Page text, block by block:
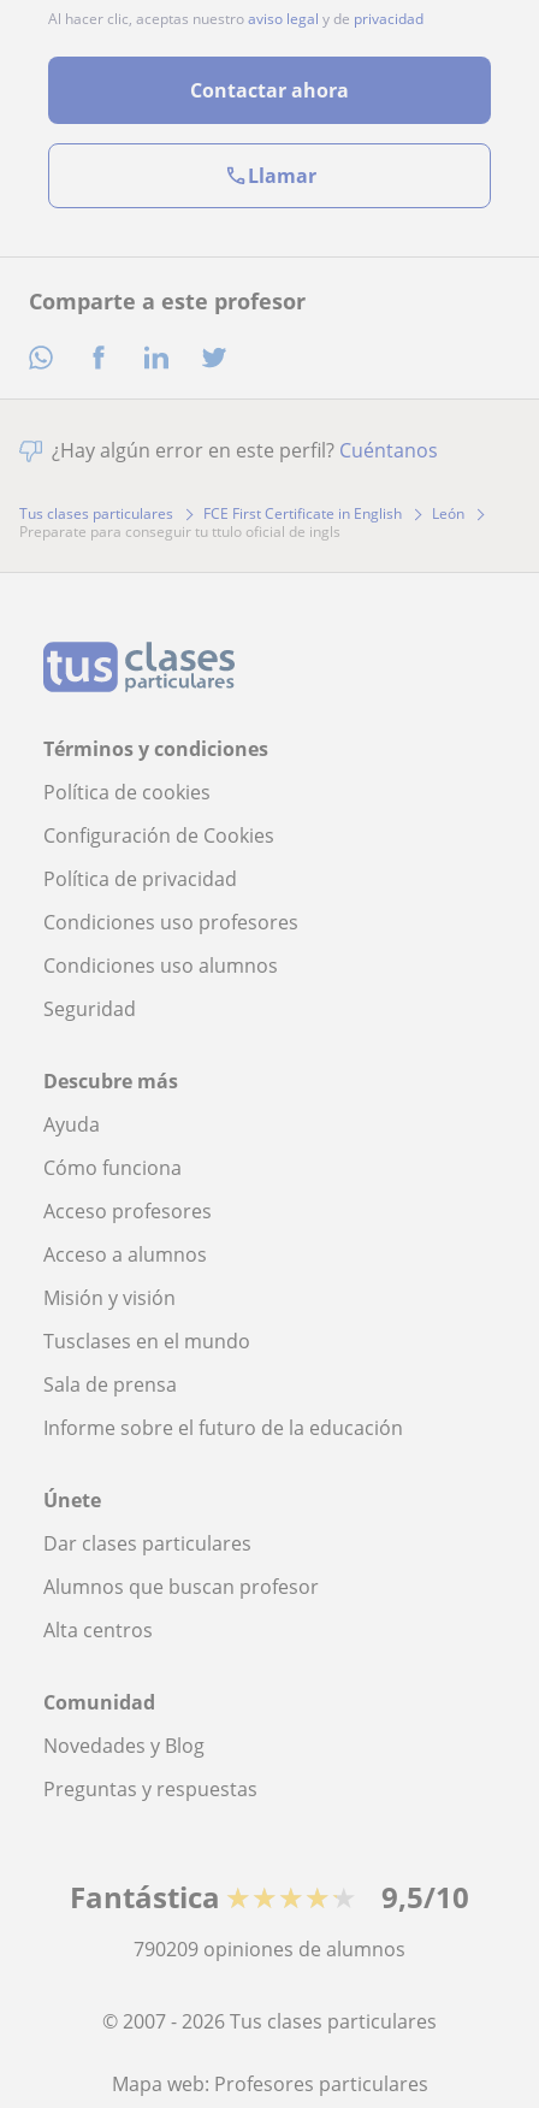
Comparte a este profesor
Al hacer clic, aceptas nuestroaviso legal y de privacidad
Contactar ahora
Llamar
¿Hay algún error en este perfil? Cuéntanos
Tus clases particulares FCE First Certificate in English
León
preparate para conseguir tu ttulo oficial de ingls
Términos y condiciones
Política de cookies
Configuración de Cookies
Política de privacidad
Condiciones uso profesores
Condiciones uso alumnos
Seguridad
Descubre más
Ayuda
Cómo funciona
Acceso profesores
Acceso a alumnos
Misión y visión
Tusclases en el mundo
Sala de prensa
Informe sobre el futuro de la educación
Únete
Dar clases particulares
Alumnos que buscan profesor
Alta centros
Comunidad
Novedades y Blog
Preguntas y respuestas
Fantástica ★★★★★ 9,5/10
790209 opiniones de alumnos
© 2007 - 2026 Tus clases particulares
Mapa web: Profesores particulares